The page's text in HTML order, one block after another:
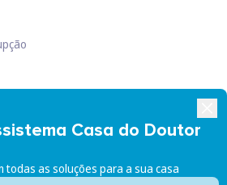
Casa do Doutor
todas as soluções para a sua casa